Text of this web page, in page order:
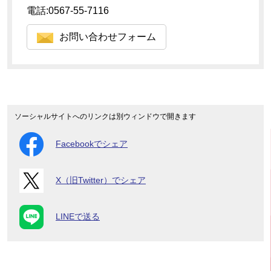
電話:0567-55-7116
お問い合わせフォーム
ソーシャルサイトへのリンクは別ウィンドウで開きます
Facebookでシェア
X（旧Twitter）でシェア
LINEで送る